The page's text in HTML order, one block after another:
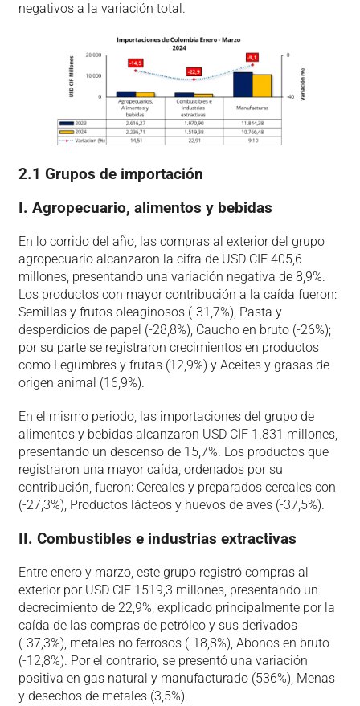
negativos a la variación total.
2.1 Grupos de importación
I. Agropecuario, alimentos y bebidas
En lo corrido del año, las compras al exterior del grupo
agropecuario alcanzaron la cifra de USD CIF 405,6
millones, presentando una variación negativa de 8,9%.
Los productos con mayor contribución a la caída fueron:
Semillas y frutos oleaginosos (-31,7%), Pasta y
desperdicios de papel (-28,8%), Caucho en bruto (-26%);
por su parte se registraron crecimientos en productos
como Legumbres y frutas (12,9%) y Aceites y grasas de
origen animal (16,9%).
En el mismo periodo, las importaciones del grupo de
alimentos y bebidas alcanzaron USD CIF 1.831 millones,
presentando un descenso de 15,7%. Los productos que
registraron una mayor caída, ordenados por su
contribución, fueron: Cereales y preparados cereales con
(-27,3%), Productos lácteos y huevos de aves (-37,5%).
II. Combustibles e industrias extractivas
Entre enero y marzo, este grupo registró compras al
exterior por USD CIF 1519,3 millones, presentando un
decrecimiento de 22,9%, explicado principalmente por la
caída de las compras de petróleo y sus derivados
(-37,3%), metales no ferrosos (-18,8%), Abonos en bruto
(-12,8%). Por el contrario, se presentó una variación
positiva en gas natural y manufacturado (536%), Menas
y desechos de metales (3,5%).